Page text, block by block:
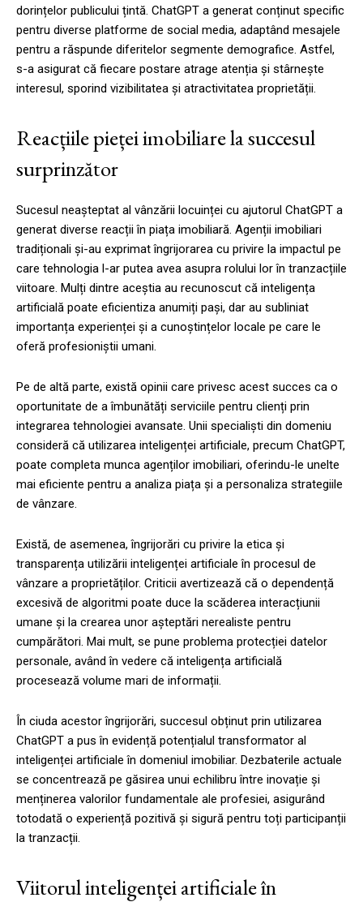
dorințelor publicului țintă. ChatGPT a generat conținut specific
pentru diverse platforme de social media, adaptând mesajele
pentru a răspunde diferitelor segmente demografice. Astfel,
s-a asigurat că fiecare postare atrage atenția și stârnește
interesul, sporind vizibilitatea și atractivitatea proprietății.
Reacțiile pieței imobiliare la succesul
surprinzător
Sucesul neașteptat al vânzării locuinței cu ajutorul ChatGPT a
generat diverse reacții în piața imobiliară. Agenții imobiliari
tradiționali și-au exprimat îngrijorarea cu privire la impactul pe
care tehnologia l-ar putea avea asupra rolului lor în tranzacțiile
viitoare. Mulți dintre aceștia au recunoscut că inteligența
artificială poate eficientiza anumiți pași, dar au subliniat
importanța experienței și a cunoștințelor locale pe care le
oferă profesioniștii umani.
Pe de altă parte, există opinii care privesc acest succes ca o
oportunitate de a îmbunătăți serviciile pentru clienți prin
integrarea tehnologiei avansate. Unii specialiști din domeniu
consideră că utilizarea inteligenței artificiale, precum ChatGPT,
poate completa munca agenților imobiliari, oferindu-le unelte
mai eficiente pentru a analiza piața și a personaliza strategiile
de vânzare.
Există, de asemenea, îngrijorări cu privire la etica și
transparența utilizării inteligenței artificiale în procesul de
vânzare a proprietăților. Criticii avertizează că o dependență
excesivă de algoritmi poate duce la scăderea interacțiunii
umane și la crearea unor așteptări nerealiste pentru
cumpărători. Mai mult, se pune problema protecției datelor
personale, având în vedere că inteligența artificială
procesează volume mari de informații.
În ciuda acestor îngrijorări, succesul obținut prin utilizarea
ChatGPT a pus în evidență potențialul transformator al
inteligenței artificiale în domeniul imobiliar. Dezbaterile actuale
se concentrează pe găsirea unui echilibru între inovație și
menținerea valorilor fundamentale ale profesiei, asigurând
totodată o experiență pozitivă și sigură pentru toți participanții
la tranzacții.
Viitorul inteligenței artificiale în